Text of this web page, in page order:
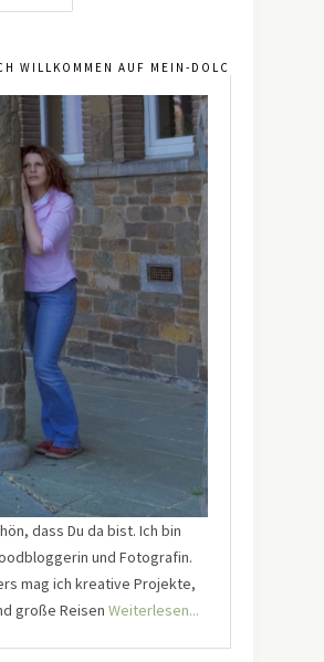
WILLKOMMEN AUF MEIN-DOLCEVITA.DE
dass Du da bist. Ich bin
und Fotografin.
mag ich kreative Projekte,
große Reisen Weiterlesen...